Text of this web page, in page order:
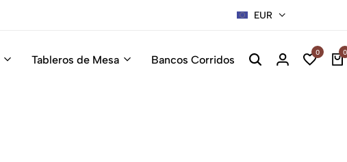
EUR
Tableros de Mesa Bancos Corridos
0 0